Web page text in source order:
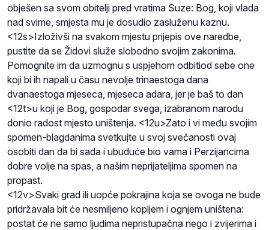
obješen sa svom obitelji pred vratima Suze: Bog, koji vlada
nad svime, smjesta mu je dosudio zasluženu kaznu.
<12s>Izloživši na svakom mjestu prijepis ove naredbe,
pustite da se Židovi služe slobodno svojim zakonima.
Pomognite im da uzmognu s uspjehom odbitiod sebe one
koji bi ih napali u času nevolje trinaestoga dana
dvanaestoga mjeseca, mjeseca adara, jer je baš to dan
<12t>u koji je Bog, gospodar svega, izabranom narodu
donio radost mjesto uništenja. <12u>Zato i vi među svojim
spomen-blagdanima svetkujte u svoj svečanosti ovaj
osobiti dan da bi sada i ubuduće bio vama i Perzijancima
dobre volje na spas, a našim neprijateljima spomen na
propast.
<12v>Svaki grad ili uopće pokrajina koja se ovoga ne bude
pridržavala bit će nesmiljeno kopljem i ognjem uništena:
postat će ne samo ljudima nepristupačna nego i zvijerima i